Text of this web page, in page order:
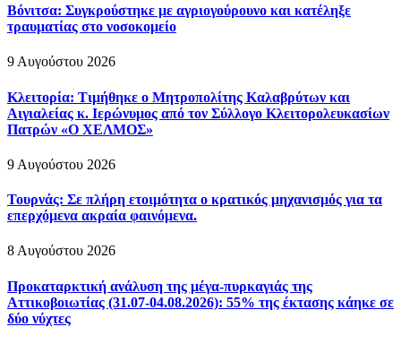
Βόνιτσα: Συγκρούστηκε με αγριογούρουνο και κατέληξε
τραυματίας στο νοσοκομείο
9 Αυγούστου 2026
Κλειτορία: Τιμήθηκε ο Μητροπολίτης Καλαβρύτων και
Αιγιαλείας κ. Ιερώνυμος από τον Σύλλογο Κλειτορολευκασίων
Πατρών «Ο ΧΕΛΜΟΣ»
9 Αυγούστου 2026
Τουρνάς: Σε πλήρη ετοιμότητα ο κρατικός μηχανισμός για τα
επερχόμενα ακραία φαινόμενα.
8 Αυγούστου 2026
Προκαταρκτική ανάλυση της μέγα-πυρκαγιάς της
Αττικοβοιωτίας (31.07-04.08.2026): 55% της έκτασης κάηκε σε
δύο νύχτες